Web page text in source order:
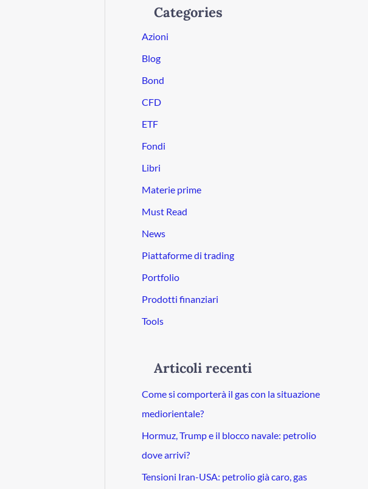
Categories
Azioni
Blog
Bond
CFD
ETF
Fondi
Libri
Materie prime
Must Read
News
Piattaforme di trading
Portfolio
Prodotti finanziari
Tools
Articoli recenti
Come si comporterà il gas con la situazione
mediorientale?
Hormuz, Trump e il blocco navale: petrolio
dove arrivi?
Tensioni Iran-USA: petrolio già caro, gas